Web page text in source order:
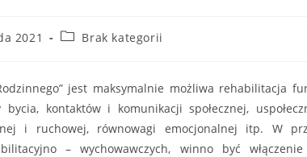
2021 Brak kategorii
jest maksymalnie możliwa rehabilitacja
bycia, kontaktów i komunikacji społecznej,
i ruchowej, równowagi emocjonalnej itp. W
– wychowawczych, winno być